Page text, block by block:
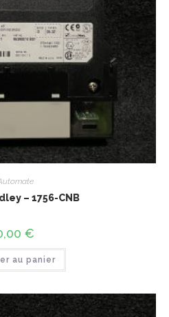
– 1756-CNB
€
au panier